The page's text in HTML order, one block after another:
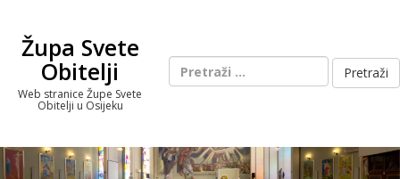
contentŽupa Svete
Obitelji
Web stranice Župe Svete
Obitelji u Osijeku
Pretraži: